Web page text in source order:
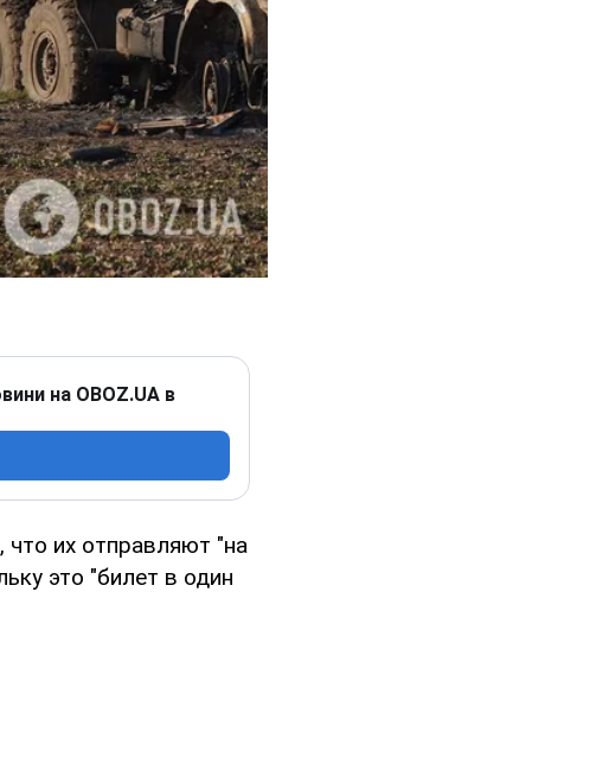
на OBOZ.UA в
что их отправляют "на
это "билет в один